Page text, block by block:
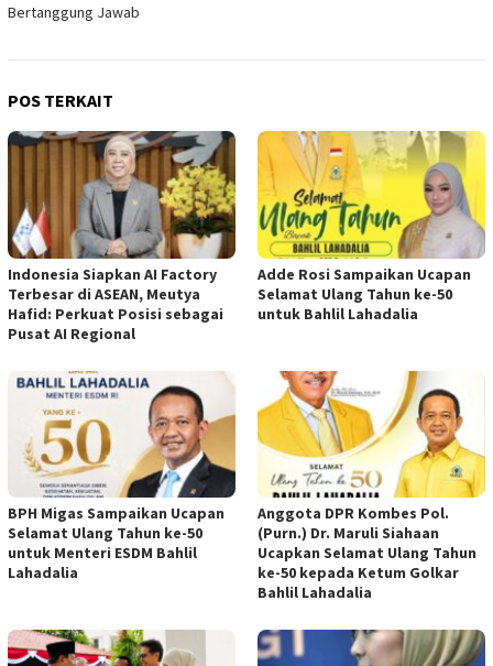
Bertanggung Jawab
POS TERKAIT
Indonesia Siapkan AI Factory
Terbesar di ASEAN, Meutya
Hafid: Perkuat Posisi sebagai
Pusat AI Regional
Adde Rosi Sampaikan Ucapan
Selamat Ulang Tahun ke-50
untuk Bahlil Lahadalia
BPH Migas Sampaikan Ucapan
Selamat Ulang Tahun ke-50
untuk Menteri ESDM Bahlil
Lahadalia
Anggota DPR Kombes Pol.
(Purn.) Dr. Maruli Siahaan
Ucapkan Selamat Ulang Tahun
ke-50 kepada Ketum Golkar
Bahlil Lahadalia